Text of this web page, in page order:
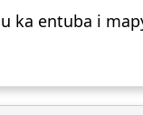
ka entuba i